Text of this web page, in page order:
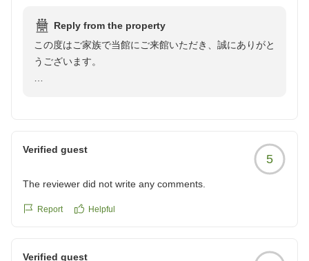
今年1月に宿泊した際には、部屋のタイプは違えども清掃に
ついて何の問題もなかったのだが、この半年あまりでどうし
てここまで清掃のクオリティが下がったのだろう?清掃面以
外については、随所に企業努力が見え、少なからず評価をし
ここには投稿しない
https://review.travel.rakuten.co.jp/hotel/voice/44112?
お客様からの貴重なご意見を元に再発防止に尽くしてま
いります。
この度は、貴重なご意見をいただき、誠にありがとうご
ざいました。
reviewId=33123478202904
Reply from the property
この度はご家族で当館にご来館いただき、誠にありがと
うございます。
ご家族皆様で素敵な思い出作りのお手伝いができました
コストパフォーマンスの点でもお客様に気に入っていた
Verified guest
5
The reviewer did not write any comments.
Report Helpful
Verified guest